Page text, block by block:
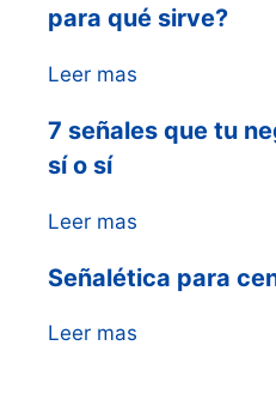
para qué sirve?
Leer mas
7 señales que tu
sí o sí
Leer mas
Señalética para
Leer mas